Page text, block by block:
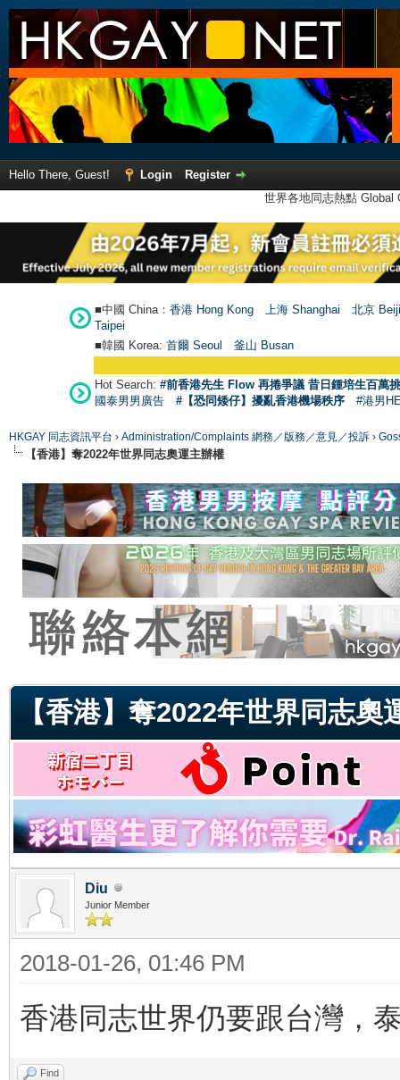
Hello There, Guest! Login
Register
世界各地同志熱點
■中國 China： 香港 Hong Kong 上海 Shanghai
北京
Taipei
■韓國 Korea: 首爾 Seoul 釜山 Busan
Hot Search: #前香港先生 Flow 再捲爭議 昔日鍾培生百萬
國泰男男廣告
#【恐同矮仔】擾亂香港機場秩序 #港男
HKGAY 同志資訊平台 › Administration/Complaints 網務／版務／意見／投訴 ›
【香港】奪2022年世界同志奧運主辦權
【香港】奪2022年世界同志奧
Diu
Junior Member
2018-01-26, 01:46 PM
香港同志世界仍要跟台灣，
Find